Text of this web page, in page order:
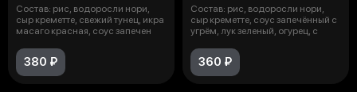
Состав: рис, водоросли нори,
сыр креметте, свежий тунец, икра
масаго красная, соус запечен
380 ₽
Состав: рис, водоросли нори,
сыр креметте, соус запечённый с
угрём, лук зеленый, огурец, с
360 ₽